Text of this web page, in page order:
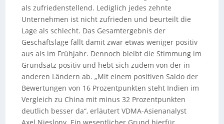
als zufriedenstellend. Lediglich jedes zehnte
Unternehmen ist nicht zufrieden und beurteilt die
Lage als schlecht. Das Gesamtergebnis der
Geschäftslage fällt damit zwar etwas weniger positiv
aus als im Frühjahr. Dennoch bleibt die Stimmung im
Grundsatz positiv und hebt sich zudem von der in
anderen Ländern ab. „Mit einem positiven Saldo der
Bewertungen von 16 Prozentpunkten steht Indien im
Vergleich zu China mit minus 32 Prozentpunkten
deutlich besser da“, erläutert VDMA-Asienanalyst